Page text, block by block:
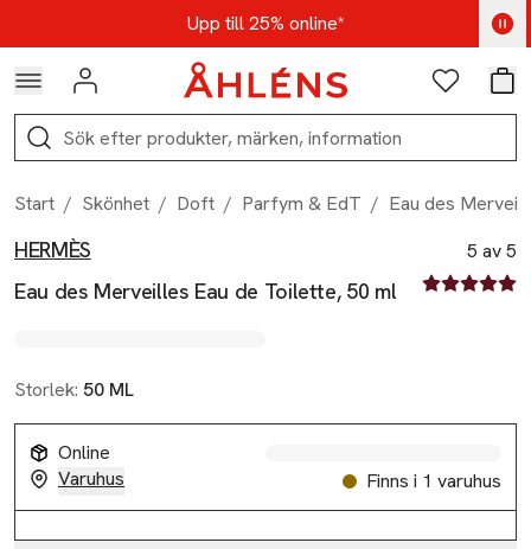
Hoppa till navigationsmenynUpp till 25% online*
Kod: AUG25 - Shoppa nu
Logga in Favoriter
Sök
Start / Skönhet / Doft / Parfym & EdT / Eau des
Produktbilder
Hoppa över bildspelet
HERMÈS
Eau des Merveilles Eau de Toilette, 50 ml
5 av 5
5 av fem
Storlek: 50 ML
Online
Varuhus
Finns i 1 varuhus
Produktinformation